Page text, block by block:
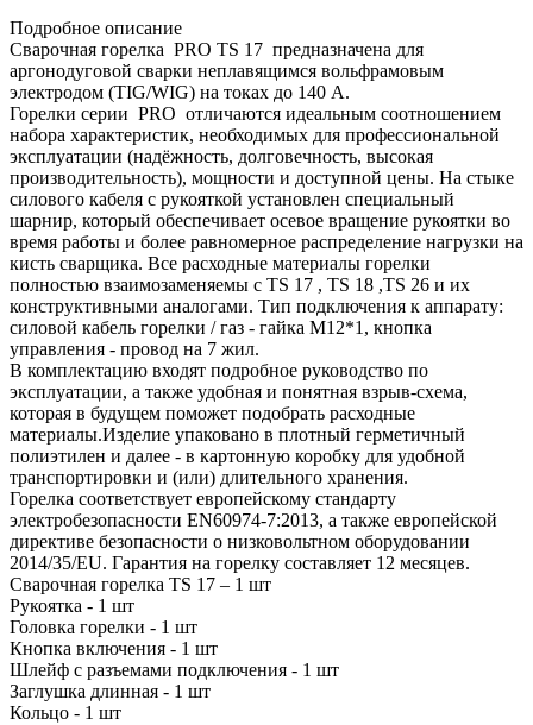
Подробное описание
Сварочная горелка PRO TS 17 предназначена для
аргонодуговой сварки неплавящимся вольфрамовым
электродом (TIG/WIG) на токах до 140 А.
Горелки серии PRO отличаются идеальным соотношением
набора характеристик, необходимых для профессиональной
эксплуатации (надёжность, долговечность, высокая
производительность), мощности и доступной цены. На стыке
силового кабеля с рукояткой установлен специальный
шарнир, который обеспечивает осевое вращение рукоятки во
время работы и более равномерное распределение нагрузки на
кисть сварщика. Все расходные материалы горелки
полностью взаимозаменяемы с TS 17 , TS 18 ,TS 26 и их
конструктивными аналогами. Тип подключения к аппарату:
силовой кабель горелки / газ - гайка M12*1, кнопка
управления - провод на 7 жил.
В комплектацию входят подробное руководство по
эксплуатации, а также удобная и понятная взрыв-схема,
которая в будущем поможет подобрать расходные
материалы.Изделие упаковано в плотный герметичный
полиэтилен и далее - в картонную коробку для удобной
транспортировки и (или) длительного хранения.
Горелка соответствует европейскому стандарту
электробезопасности EN60974-7:2013, а также европейской
директиве безопасности о низковольтном оборудовании
2014/35/EU. Гарантия на горелку составляет 12 месяцев.
Сварочная горелка TS 17 – 1 шт
Рукоятка - 1 шт
Головка горелки - 1 шт
Кнопка включения - 1 шт
Шлейф с разъемами подключения - 1 шт
Заглушка длинная - 1 шт
Кольцо - 1 шт